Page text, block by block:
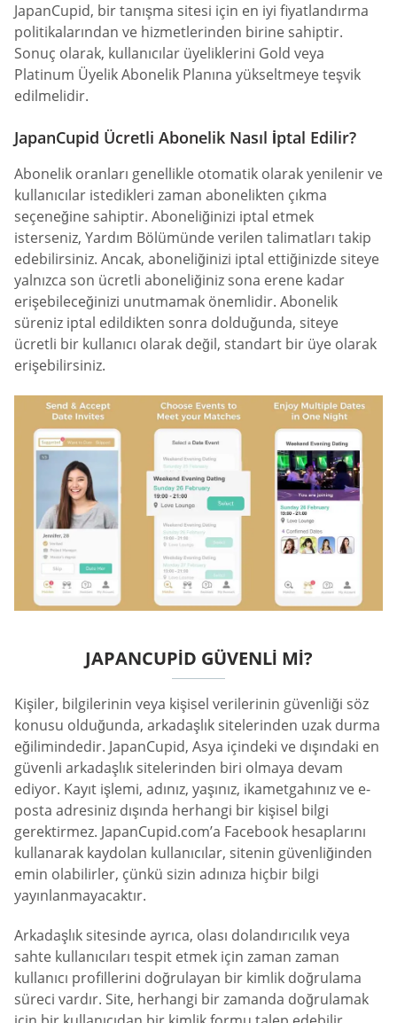
JapanCupid, bir tanışma sitesi için en iyi fiyatlandırma
politikalarından ve hizmetlerinden birine sahiptir.
Sonuç olarak, kullanıcılar üyeliklerini Gold veya
Platinum Üyelik Abonelik Planına yükseltmeye teşvik
edilmelidir.
JapanCupid Ücretli Abonelik Nasıl İptal Edilir?
Abonelik oranları genellikle otomatik olarak yenilenir ve
kullanıcılar istedikleri zaman abonelikten çıkma
seçeneğine sahiptir. Aboneliğinizi iptal etmek
isterseniz, Yardım Bölümünde verilen talimatları takip
edebilirsiniz. Ancak, aboneliğinizi iptal ettiğinizde siteye
yalnızca son ücretli aboneliğiniz sona erene kadar
erişebileceğinizi unutmamak önemlidir. Abonelik
süreniz iptal edildikten sonra dolduğunda, siteye
ücretli bir kullanıcı olarak değil, standart bir üye olarak
erişebilirsiniz.
JAPANCUPID GÜVENLI MI?
Kişiler, bilgilerinin veya kişisel verilerinin güvenliği söz
konusu olduğunda, arkadaşlık sitelerinden uzak durma
eğilimindedir. JapanCupid, Asya içindeki ve dışındaki en
güvenli arkadaşlık sitelerinden biri olmaya devam
ediyor. Kayıt işlemi, adınız, yaşınız, ikametgahınız ve e-
posta adresiniz dışında herhangi bir kişisel bilgi
gerektirmez. JapanCupid.com’a Facebook hesaplarını
kullanarak kaydolan kullanıcılar, sitenin güvenliğinden
emin olabilirler, çünkü sizin adınıza hiçbir bilgi
yayınlanmayacaktır.
Arkadaşlık sitesinde ayrıca, olası dolandırıcılık veya
sahte kullanıcıları tespit etmek için zaman zaman
kullanıcı profillerini doğrulayan bir kimlik doğrulama
süreci vardır. Site, herhangi bir zamanda doğrulamak